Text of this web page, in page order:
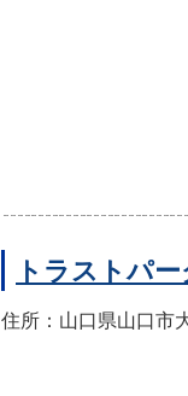
トラストパ
住所：山口県山口市